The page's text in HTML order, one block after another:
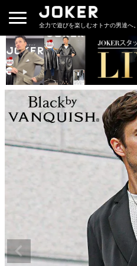
全力で遊びを楽しむオトナの男達へ。